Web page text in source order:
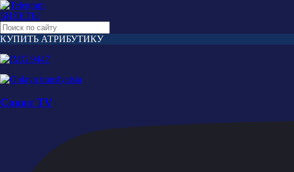
БИЛЕТЫ
КУПИТЬ АТРИБУТИКУ
Сокол TV